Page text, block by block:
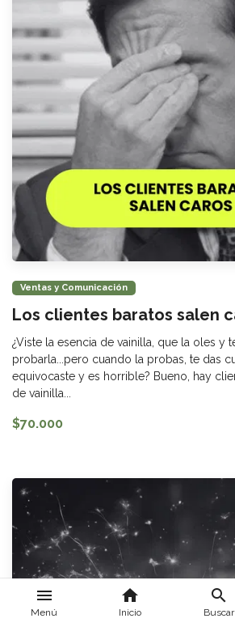
menu
Menú
home
Inicio
search
Buscar
Ventas y Comunicación
Los clientes baratos salen
¿Viste la esencia de vainilla, que la oles y
probarla...pero cuando la probas, te das
equivocaste y es horrible? Bueno, hay
de vainilla...
$70.000